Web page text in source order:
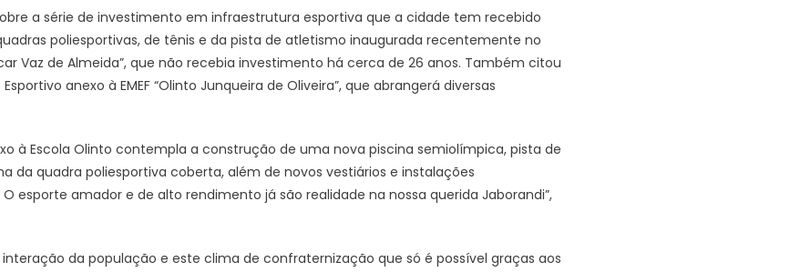
a série de investimento em infraestrutura esportiva que a cidade tem recebido
poliesportivas, de tênis e da pista de atletismo inaugurada recentemente no
Vaz de Almeida”, que não recebia investimento há cerca de 26 anos. Também citou
anexo à EMEF “Olinto Junqueira de Oliveira”, que abrangerá diversas
à Escola Olinto contempla a construção de uma nova piscina semiolímpica, pista de
da quadra poliesportiva coberta, além de novos vestiários e instalações
esporte amador e de alto rendimento já são realidade na nossa querida Jaborandi”,
da população e este clima de confraternização que só é possível graças aos